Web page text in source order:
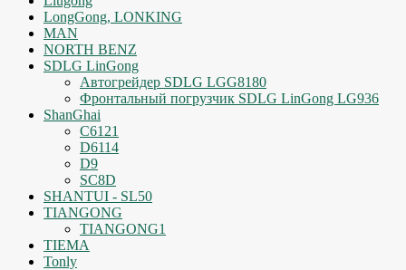
LongGong, LONKING
MAN
NORTH BENZ
SDLG LinGong
Автогрейдер SDLG LGG8180
Фронтальный погрузчик SDLG LinGong LG936
ShanGhai
C6121
D6114
D9
SC8D
SHANTUI - SL50
TIANGONG
TIANGONG1
TIEMA
Tonly